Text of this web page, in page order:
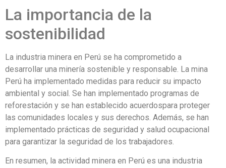
La importancia de la
sostenibilidad
La industria minera en Perú se ha comprometido a
desarrollar una minería sostenible y responsable. La mina
Perú ha implementado medidas para reducir su impacto
ambiental y social. Se han implementado programas de
reforestación y se han establecido acuerdospara proteger
las comunidades locales y sus derechos. Además, se han
implementado prácticas de seguridad y salud ocupacional
para garantizar la seguridad de los trabajadores.
En resumen, la actividad minera en Perú es una industria